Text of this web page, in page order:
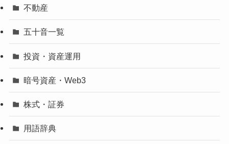
不動産
五十音一覧
投資・資産運用
暗号資産・Web3
株式・証券
用語辞典